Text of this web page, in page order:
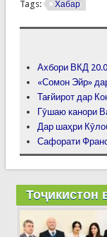
Tags: Хабар
Ахбори ВКД
«Сомон Эйр»
Тағйирот дар
Гӯшаю канори
Дар шаҳри
Сафорати
Тоҷикистон